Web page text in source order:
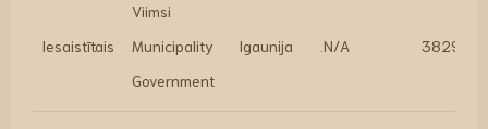
Iesaistītais
Viimsi
Municipality
Government
Igaunija .N/A